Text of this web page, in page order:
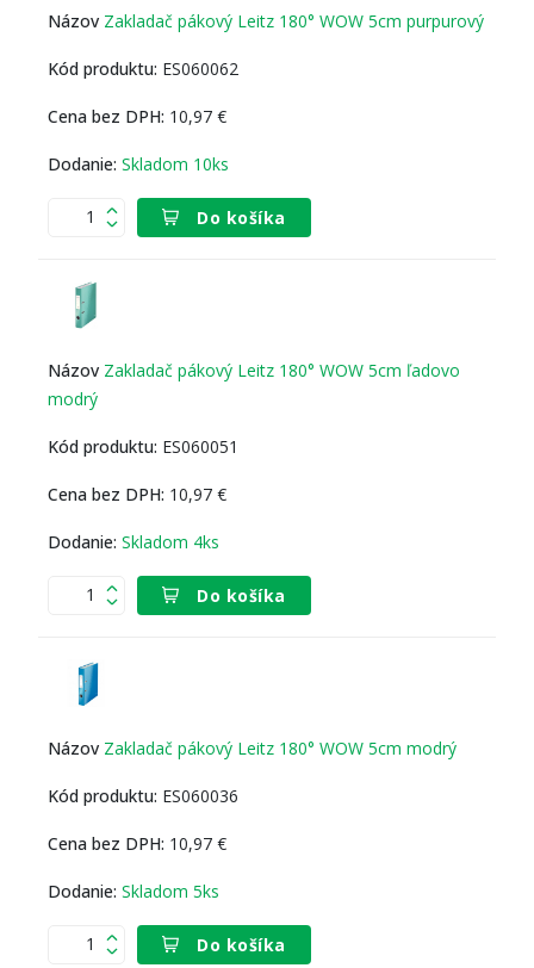
Zakladač pákový Leitz 180° WOW 5cm purpurový
ES060062
10,97 €
Skladom 10ks
Do košíka
Zakladač pákový Leitz 180° WOW 5cm ľadovo
modrý
ES060051
10,97 €
Skladom 4ks
Do košíka
Zakladač pákový Leitz 180° WOW 5cm modrý
ES060036
10,97 €
Skladom 5ks
Do košíka